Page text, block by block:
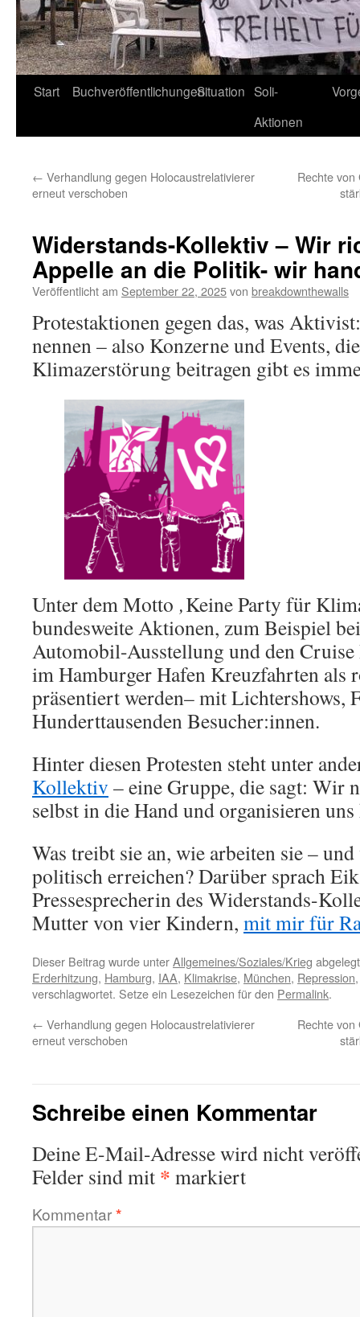
Start BuchveröffentlichungenSituation Soli-
Aktionen
← Verhandlung gegen Holocaustrelativierer
erneut verschoben
Rechte
Widerstands-Kollektiv – Wir
Appelle an die Politik- wir
Veröffentlicht am September 22, 2025von breakdownthewalls
Protestaktionen gegen das, was
nennen – also Konzerne und Events,
Klimazerstörung beitragen gibt es
Unter dem Motto ‚Keine Party für
bundesweite Aktionen, zum Beispiel
Automobil-Ausstellung und den
im Hamburger Hafen Kreuzfahrten als
präsentiert werden– mit Lichtershows,
Hunderttausenden Besucher:innen.
Hinter diesen Protesten steht unter
Kollektiv – eine Gruppe, die sagt: Wir
selbst in die Hand und organisieren
Was treibt sie an, wie arbeiten sie –
politisch erreichen? Darüber sprach
Pressesprecherin des Widerstands-
Mutter von vier Kindern, mit mir für
Dieser Beitrag wurde unterAllgemeines/Soziales/Krieg
Erderhitzung, Hamburg, IAA, Klimakrise, München, Repression
verschlagwortet. Setze ein Lesezeichen für den Permalink.
← Verhandlung gegen Holocaustrelativierer
erneut verschoben
Rechte
Schreibe einen Kommentar
Deine E-Mail-Adresse wird nicht
Felder sind mit * markiert
Kommentar*